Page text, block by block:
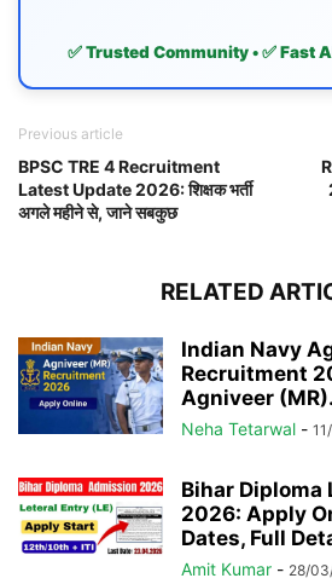
✅ Trusted Community • ✅ Fast
Previous article
BPSC TRE 4 Recruitment
Latest Update 2026: शिक्षक भर्ती
अगले महीने से, जाने सबकुछ
RELATED
Indian Navy
Recruitment
Agniveer
Neha Tetarwal -
Bihar Diploma
2026: Apply
Dates, Full
Amit Kumar - 28/